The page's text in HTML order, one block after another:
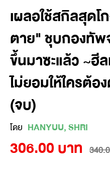
เผลอใช้สกิลสุด
ตาย" ชุบกองทั
ขึ้นมาซะแล้ว ~ฮี
ไม่ยอมให้ใครต้อ
(จบ)
โดย HANYUU, SHRI
306.00 บาท